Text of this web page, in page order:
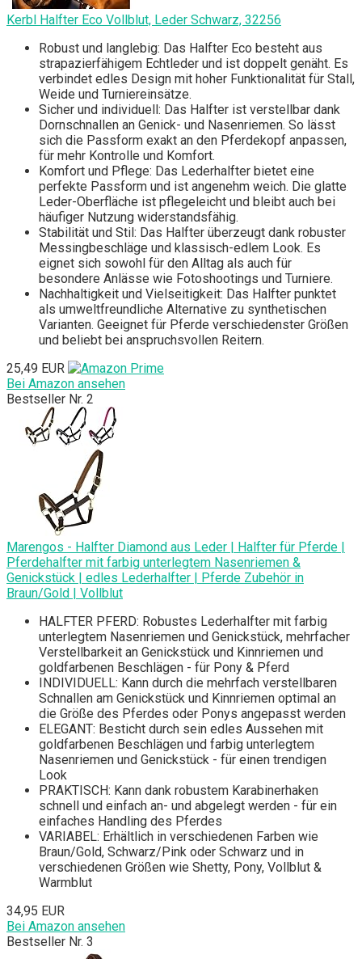
Kerbl Halfter Eco Vollblut, Leder Schwarz, 32256
Robust und langlebig: Das Halfter Eco besteht aus
strapazierfähigem Echtleder und ist doppelt genäht. Es
verbindet edles Design mit hoher Funktionalität für Stall,
Weide und Turniereinsätze.
Sicher und individuell: Das Halfter ist verstellbar dank
Dornschnallen an Genick- und Nasenriemen. So lässt
sich die Passform exakt an den Pferdekopf anpassen,
für mehr Kontrolle und Komfort.
Komfort und Pflege: Das Lederhalfter bietet eine
perfekte Passform und ist angenehm weich. Die glatte
Leder-Oberfläche ist pflegeleicht und bleibt auch bei
häufiger Nutzung widerstandsfähig.
Stabilität und Stil: Das Halfter überzeugt dank robuster
Messingbeschläge und klassisch-edlem Look. Es
eignet sich sowohl für den Alltag als auch für
besondere Anlässe wie Fotoshootings und Turniere.
Nachhaltigkeit und Vielseitigkeit: Das Halfter punktet
als umweltfreundliche Alternative zu synthetischen
Varianten. Geeignet für Pferde verschiedenster Größen
und beliebt bei anspruchsvollen Reitern.
25,49 EUR
Bei Amazon ansehen
Bestseller Nr. 2
Marengos - Halfter Diamond aus Leder | Halfter für Pferde |
Pferdehalfter mit farbig unterlegtem Nasenriemen &
Genickstück | edles Lederhalfter | Pferde Zubehör in
Braun/Gold | Vollblut
HALFTER PFERD: Robustes Lederhalfter mit farbig
unterlegtem Nasenriemen und Genickstück, mehrfacher
Verstellbarkeit an Genickstück und Kinnriemen und
goldfarbenen Beschlägen - für Pony & Pferd
INDIVIDUELL: Kann durch die mehrfach verstellbaren
Schnallen am Genickstück und Kinnriemen optimal an
die Größe des Pferdes oder Ponys angepasst werden
ELEGANT: Besticht durch sein edles Aussehen mit
goldfarbenen Beschlägen und farbig unterlegtem
Nasenriemen und Genickstück - für einen trendigen
Look
PRAKTISCH: Kann dank robustem Karabinerhaken
schnell und einfach an- und abgelegt werden - für ein
einfaches Handling des Pferdes
VARIABEL: Erhältlich in verschiedenen Farben wie
Braun/Gold, Schwarz/Pink oder Schwarz und in
verschiedenen Größen wie Shetty, Pony, Vollblut &
Warmblut
34,95 EUR
Bei Amazon ansehen
Bestseller Nr. 3